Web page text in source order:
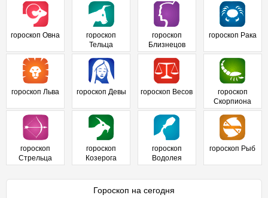
гороскоп Овна
гороскоп
Тельца
гороскоп
Близнецов
гороскоп Рака
гороскоп Льва гороскоп Девы гороскоп Весов
гороскоп
Скорпиона
гороскоп
Стрельца
гороскоп
Козерога
гороскоп
Водолея
гороскоп Рыб
Гороскоп на сегодня